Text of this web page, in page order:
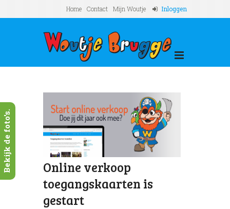
Home Contact Mijn Woutje Inloggen
Online verkoop
toegangskaarten is
gestart
Bekijk de foto's.